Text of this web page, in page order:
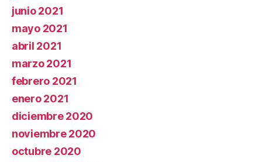
junio 2021
mayo 2021
abril 2021
marzo 2021
febrero 2021
enero 2021
diciembre 2020
noviembre 2020
octubre 2020